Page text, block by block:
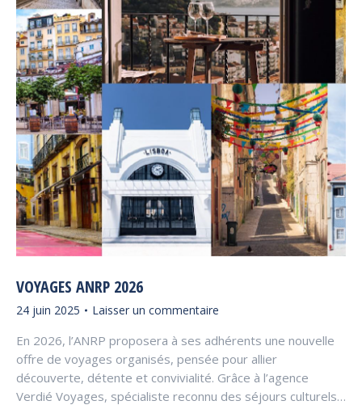
VOYAGES ANRP 2026
24 juin 2025 Laisser un commentaire
En 2026, l’ANRP proposera à ses adhérents une nouvelle
offre de voyages organisés, pensée pour allier
découverte, détente et convivialité. Grâce à l’agence
Verdié Voyages, spécialiste reconnu des séjours culturels…